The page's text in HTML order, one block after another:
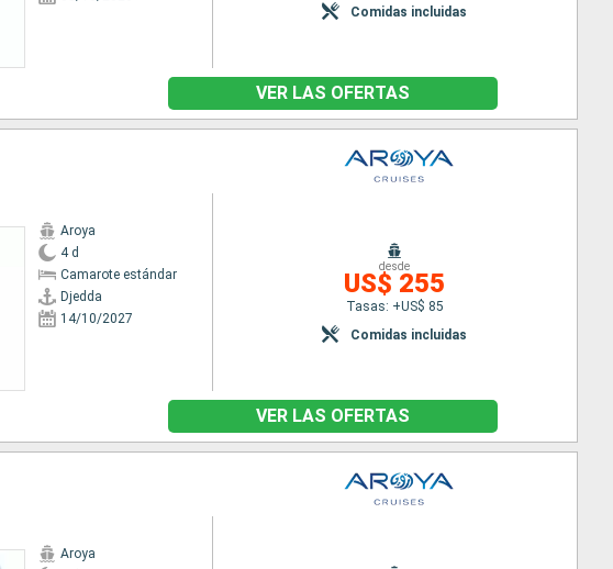
Comidas incluidas
VER LAS OFERTAS
Aroya
4 d
Camarote estándar
Djedda
14/10/2027
desde
US$ 255
Tasas: +US$ 85
Comidas incluidas
VER LAS OFERTAS
Aroya